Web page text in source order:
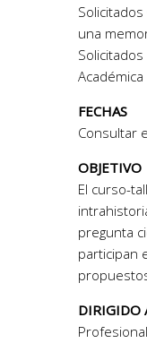
Solicitados
una
FECHAS
Consultar
OBJETIVO
El curso-
pregunta
participan
DIRIGIDO